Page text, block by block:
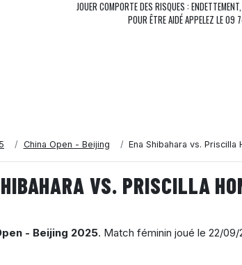
JOUER COMPORTE DES RISQUES :
POUR ÊTRE AIDÉ APPELEZ LE 09
China Open - Beijing Ena Shibahara vs. Priscilla
VS. PRISCILLA
- Beijing 2025. Match féminin joué le 22/09/